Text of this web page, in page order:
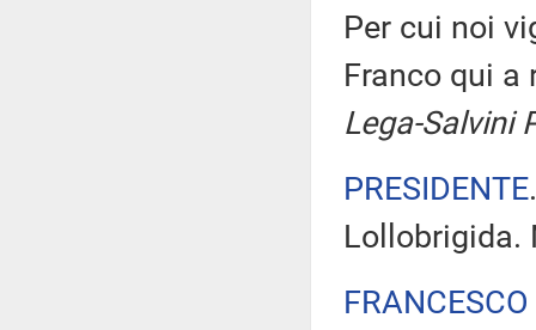
Per cui noi
Franco qui
Lega-Salvini
PRESIDENTE
Lollobrigida.